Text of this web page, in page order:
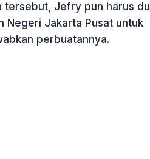
tersebut, Jefry pun harus
Negeri Jakarta Pusat untuk
perbuatannya.